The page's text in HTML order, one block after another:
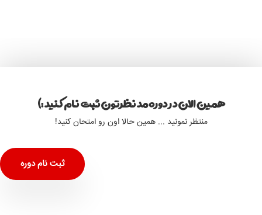
همین الان در دوره مد نظرتون ثبت نام کنید :)
منتظر نمونید ... همین حالا اون رو امتحان کنید!
ثبت نام دوره